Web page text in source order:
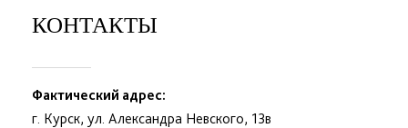
КОНТАКТЫ
Фактический адрес:
г. Курск, ул. Александра Невского, 13в